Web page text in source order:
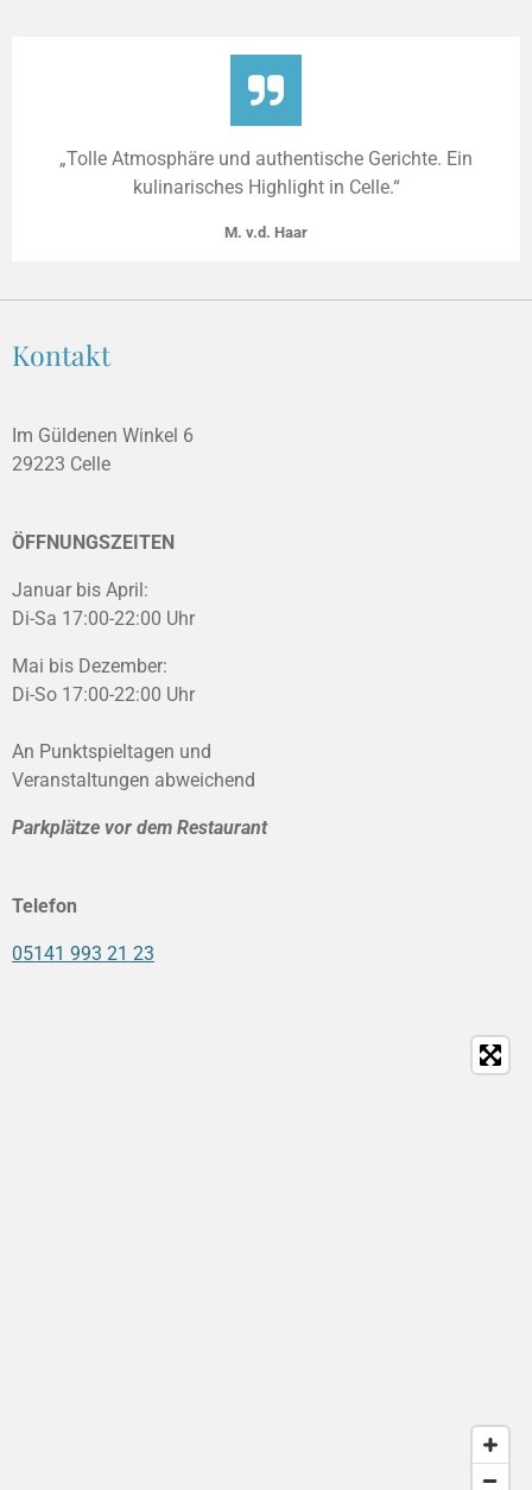
„Tolle Atmosphäre und authentische Gerichte. Ein
kulinarisches Highlight in Celle.“
M. v.d. Haar
Kontakt
Im Güldenen Winkel 6
29223 Celle
ÖFFNUNGSZEITEN
Januar bis April:
Di-Sa 17:00-22:00 Uhr
Mai bis Dezember:
Di-So 17:00-22:00 Uhr
An Punktspieltagen und
Veranstaltungen abweichend
Parkplätze vor dem Restaurant
Telefon
05141 993 21 23